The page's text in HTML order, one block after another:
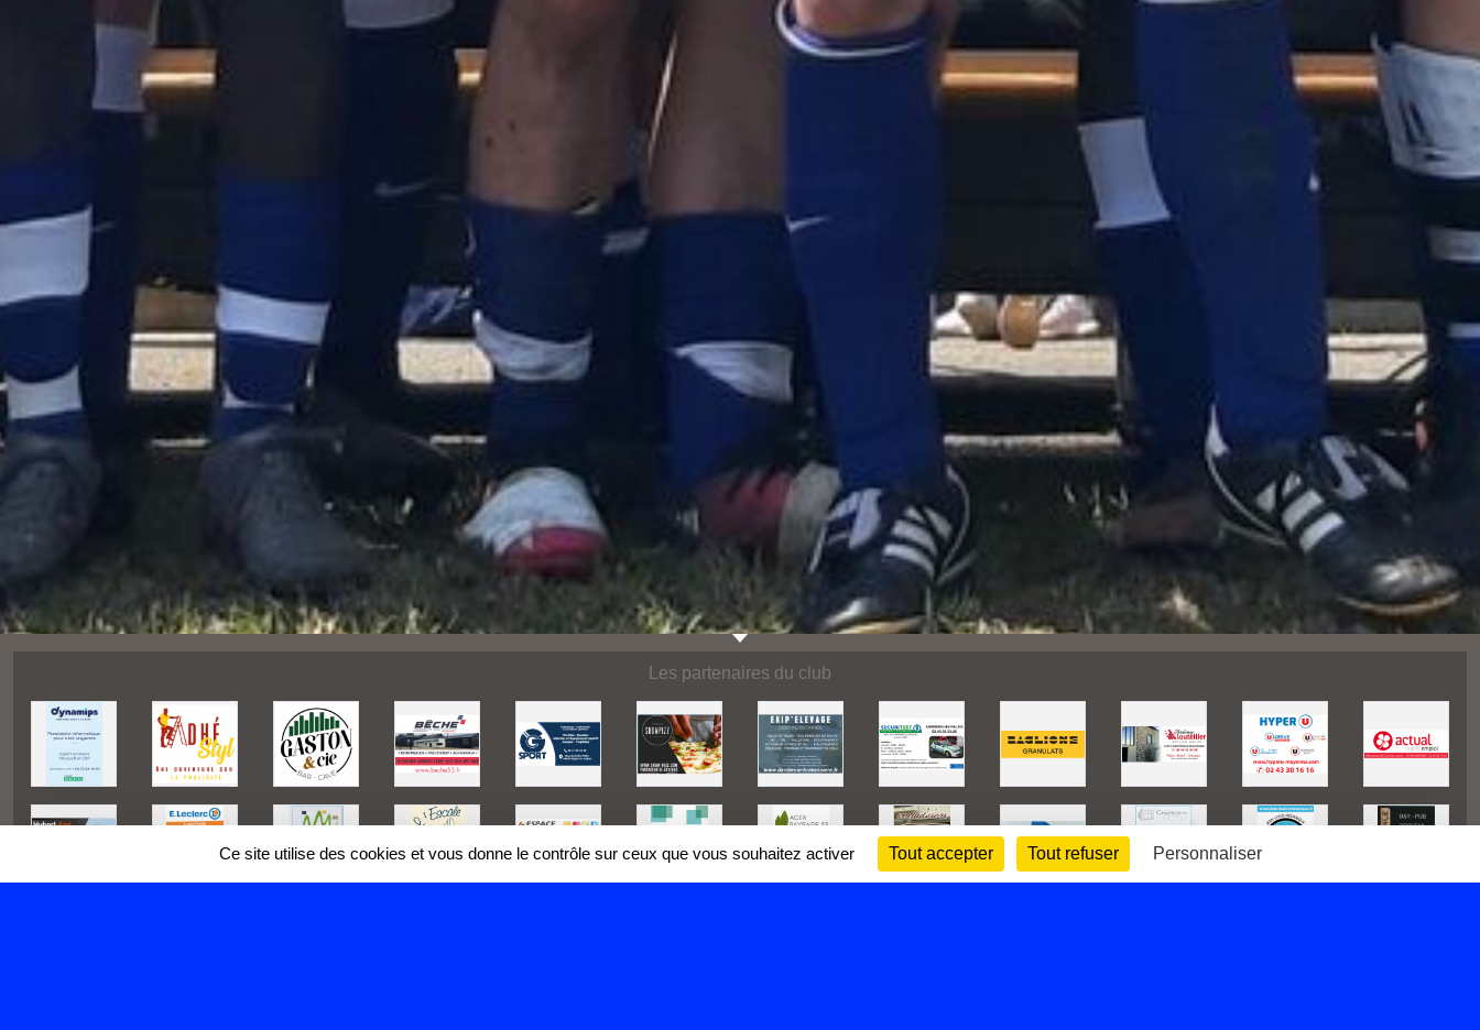
Les partenaires du club
Ce site utilise des cookies et vous donne le contrôle sur ceux que vous souhaitez activer Tout accepter Tout refuser Personnaliser